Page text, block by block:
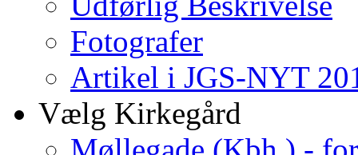
Fotografer
Artikel i JGS-NYT
Vælg Kirkegård